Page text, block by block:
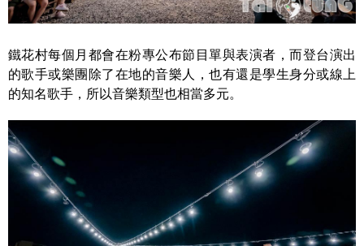
鐵花村每個月都會在粉專公布節目單與表演者，而登台演出
的歌手或樂團除了在地的音樂人，也有還是學生身分或線上
的知名歌手，所以音樂類型也相當多元。